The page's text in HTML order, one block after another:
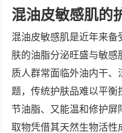
混油皮敏感肌的
混油皮敏感肌是近年来
肤的油脂分泌旺盛与敏
质人群常面临外油内干、
题，传统护肤品难以平衡
节油脂、又能温和修护屏
取物凭借其天然生物活性